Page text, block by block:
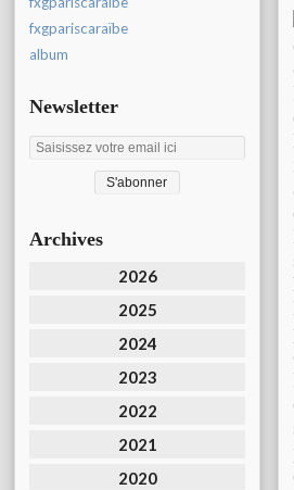
fxgpariscaraïbe
album
Newsletter
Archives
2026
2025
2024
2023
2022
2021
2020